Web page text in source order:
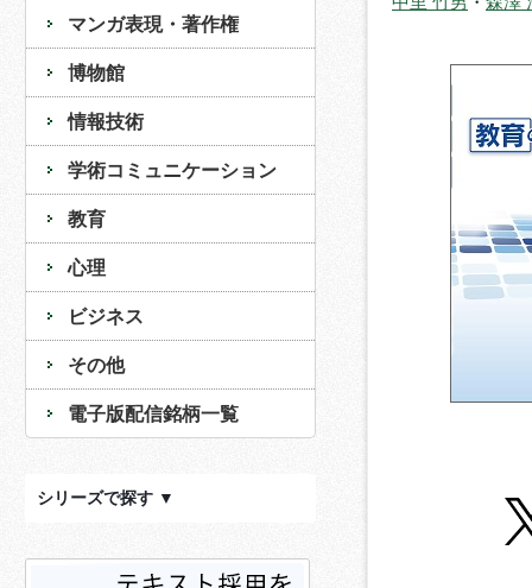
マンガ表現・著作権
博物館
情報技術
学術コミュニケーション
教育
心理
ビジネス
その他
電子版配信銘柄一覧
シリーズで探す ▼